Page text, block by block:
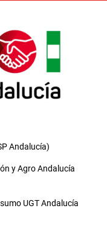
Andalucía)
y Agro Andalucía
UGT Andalucía